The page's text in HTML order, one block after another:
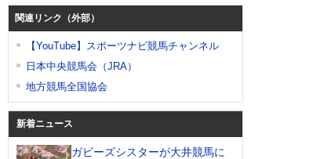
関連リンク（外部）
【YouTube】スポーツナビ競馬チャンネル
日本中央競馬会（JRA）
地方競馬全国協会
新着ニュース
ガビーズシスターが大井競馬に